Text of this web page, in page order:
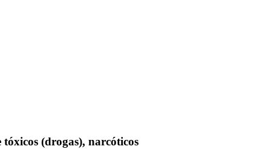
(drogas), narcóticos